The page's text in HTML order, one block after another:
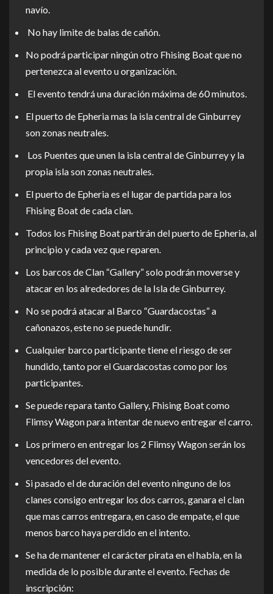
navío.
No hay limite de balas de cañón.
No podrá participar ningún otro Fhising Boat que no
pertenezca al evento u organización.
El evento tendrá una duración máxima de 60 minutos.
El puerto de Epheria mas la isla central de Ginburrey
son zonas neutrales.
Los Puentes que unen la isla central de Ginburrey y la
propia isla son zonas neutrales.
El puerto de Epheria es el lugar de partida para los
Fhising Boat de cada clan.
Todos los Fhising Boat partirán del puerto de Epheria, al
principio y cada vez que reparen.
Los barcos de Clan “Gallery” solo podrán moverse y
atacar en los alrededores de la Isla de Ginburrey.
No se podrá atacar al Barco “Guardacostas” a
cañonazos, este no se puede hundir.
Cualquier barco participante tiene el riesgo de ser
hundido, tanto por el Guardacostas como por los
participantes.
Se puede repara tanto Gallery, Fhising Boat como
Flimsy Wagon para intentar de nuevo entregar el carro.
Los primero en entregar los 2 Flimsy Wagon serán los
vencedores del evento.
Si pasado el de duración del evento ninguno de los
clanes consigo entregar los dos carros, ganara el clan
que mas carros entregara, en caso de empate, el que
menos barco haya perdido en el intento.
Se ha de mantener el carácter pirata en el habla, en la
medida de lo posible durante el evento. Fechas de
inscripción: